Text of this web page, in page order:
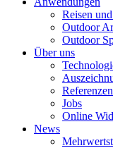
Reisen
Outdoor
Outdoor
Über uns
Referenzen
Jobs
Online
News